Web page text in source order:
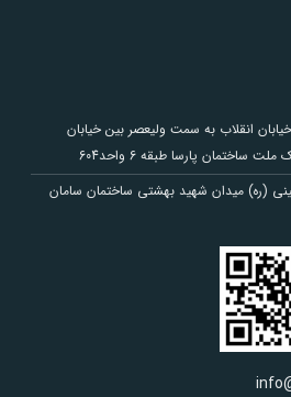
انقلاب به سمت ولیعصر بین خیابان
ساختمان پارسا طبقه 6 واحد604
(ره) میدان شهید بهشتی ساختمان سامان